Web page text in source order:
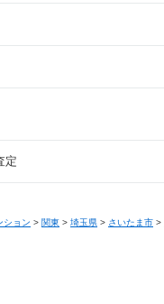
定
ション > 関東 > 埼玉県 > さいたま市 >